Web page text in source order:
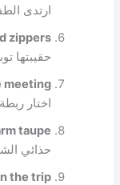
ارتدى
zippers.
حقيبتها
اختار
taupe.
حذائي
the trip.